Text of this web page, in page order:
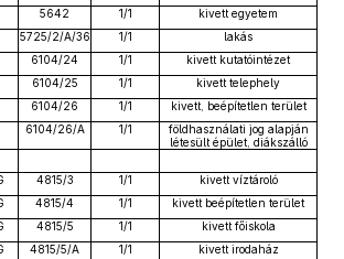
5642 1/1
kivett egyetem
5725/2/A/36 1/1
lakás
6104/24 1/1
kivett kutatóintézet
6104/25 1/1
kivett telephely
6104/26 1/1
kivett, beépítetlen terület
6104/26/A 1/1
földhasználati jog alapján
létesült épület, diákszálló
4815/3 1/1
kivett víztároló
4815/4 1/1
kivett beépítetlen terület
4815/5 1/1
kivett főiskola
4815/5/A 1/1
kivett irodaház